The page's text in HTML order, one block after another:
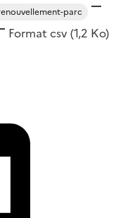
parc
Format csv(1,2 Ko)